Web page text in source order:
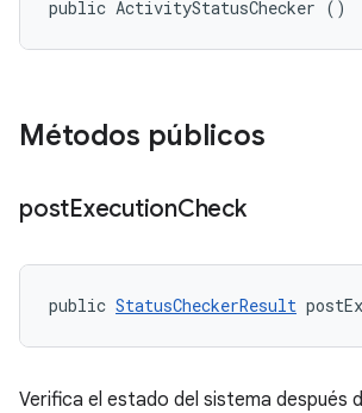
public ActivityStatusChecker ()
Métodos públicos
postExecutionCheck
public StatusCheckerResult
Verifica el estado del sistema después